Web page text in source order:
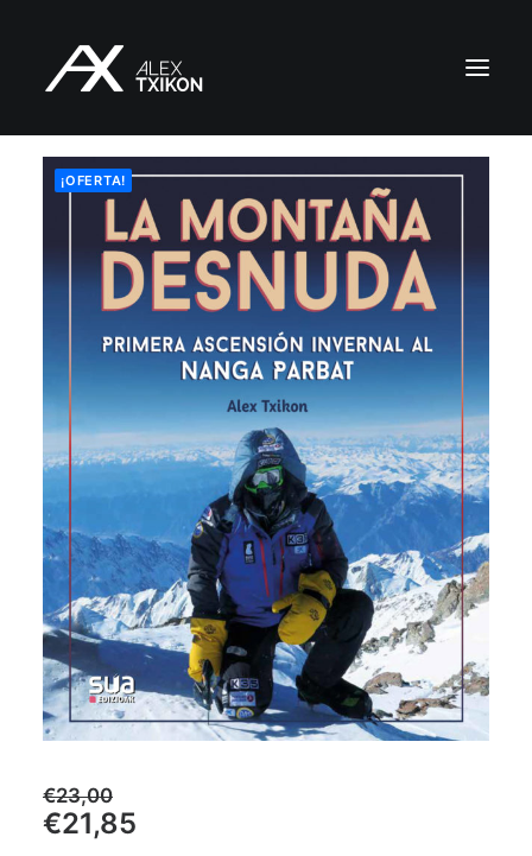
INICIO
EXPEDICIONES
ALEX TXIKON
PRENSA
PUBLICACIONES
ES
¡OFERTA!
€23,00
El
€21,85